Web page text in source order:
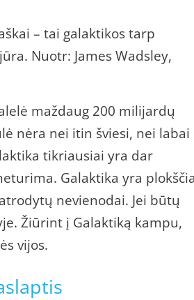
– tai galaktikos tarp
Nuotr: James Wadsley,
maždaug 200 milijardų
nėra nei itin šviesi, nei labai
tikriausiai yra dar
Galaktika yra
nevienodai. Jei būtų
Žiūrint į Galaktiką kampu,
vijos.